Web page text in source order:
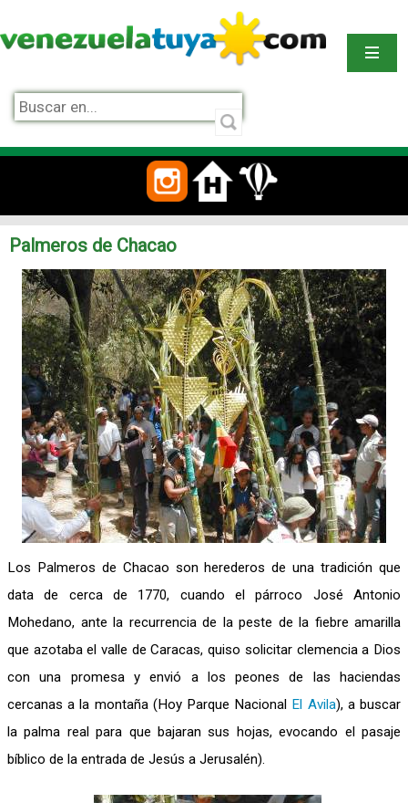
Palmeros de Chacao
Los Palmeros de Chacao son herederos de una tradición que
data de cerca de 1770, cuando el párroco José Antonio
Mohedano, ante la recurrencia de la peste de la fiebre amarilla
que azotaba el valle de Caracas, quiso solicitar clemencia a Dios
con una promesa y envió a los peones de las haciendas
cercanas a la montaña (Hoy Parque Nacional El Avila), a buscar
la palma real para que bajaran sus hojas, evocando el pasaje
bíblico de la entrada de Jesús a Jerusalén).